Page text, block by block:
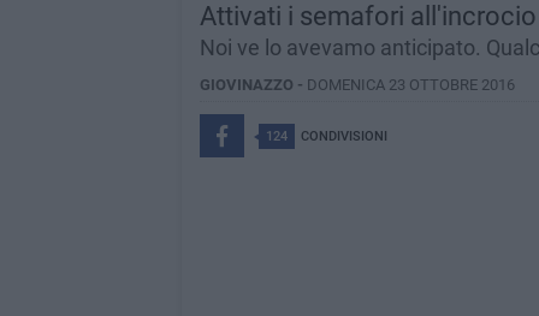
Attivati i semafori
Noi ve lo avevamo anticipato.
GIOVINAZZO - DOMENICA 23 OTTOBRE 2016
124 CONDIVISIONI